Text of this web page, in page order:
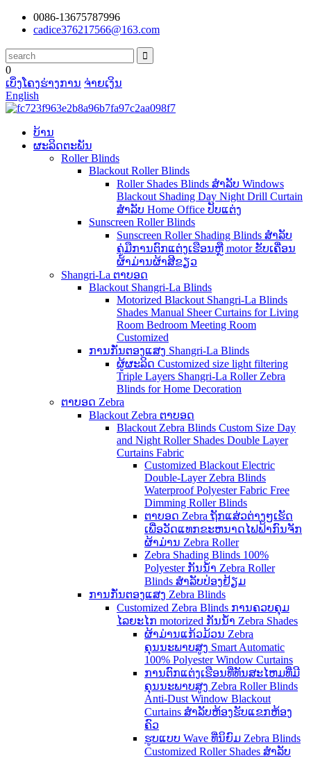
0086-13675787996
cadice376217566@163.com
0
ເບິ່ງໂຄງຮ່າງການ ຈ່າຍເງິນ
English
ບ້ານ
ຜະລິດຕະພັນ
Roller Blinds
Blackout Roller Blinds
Roller Shades Blinds ສໍາລັບ Windows
Blackout Shading Day Night Drill Curtain
ສໍາລັບ Home Office ປັບແຕ່ງ
Sunscreen Roller Blinds
Sunscreen Roller Shading Blinds ສໍາລັບ
ຄູ່ມືການຕົກແຕ່ງເຮືອນຫຼື motor ຂັບເຄື່ອນ
ຜ້າມ່ານຜ້າສີຂຽວ
Shangri-La ຕາບອດ
Blackout Shangri-La Blinds
Motorized Blackout Shangri-La Blinds
Shades Manual Sheer Curtains for Living
Room Bedroom Meeting Room
Customized
ການກັ່ນຕອງແສງ Shangri-La Blinds
ຜູ້ຜະລິດ Customized size light filtering
Triple Layers Shangri-La Roller Zebra
Blinds for Home Decoration
ຕາບອດ Zebra
Blackout Zebra ຕາບອດ
Blackout Zebra Blinds Custom Size Day
and Night Roller Shades Double Layer
Curtains Fabric
Customized Blackout Electric
Double-Layer Zebra Blinds
Waterproof Polyester Fabric Free
Dimming Roller Blinds
ຕາບອດ Zebra ຖັກແສ່ວຕ່າງໆເຮັດ
ເພື່ອວັດແທກຂະຫນາດໄຟຟ້າກົນຈັກ
ຜ້າມ່ານ Zebra Roller
Zebra Shading Blinds 100%
Polyester ກັນນ້ໍາ Zebra Roller
Blinds ສໍາລັບປ່ອງຢ້ຽມ
ການກັ່ນຕອງແສງ Zebra Blinds
Customized Zebra Blinds ການຄວບຄຸມ
ໄລຍະໄກ motorized ກັນນ້ໍາ Zebra Shades
ຜ້າມ່ານແກ້ວມ້ວນ Zebra
ຄຸນນະພາບສູງ Smart Automatic
100% Polyester Window Curtains
ການຕົກແຕ່ງເຮືອນທີ່ທັນສະໄຫມທີ່ມີ
ຄຸນນະພາບສູງ Zebra Roller Blinds
Anti-Dust Window Blackout
Curtains ສໍາລັບຫ້ອງຮັບແຂກຫ້ອງ
ຄົວ
ຮູບແບບ Wave ທີ່ນິຍົມ Zebra Blinds
Customized Roller Shades ສໍາລັບ